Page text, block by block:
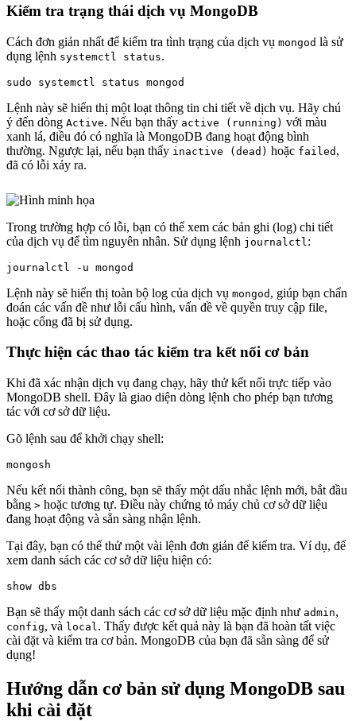
Kiểm tra trạng thái dịch vụ MongoDB
Cách đơn giản nhất để kiểm tra tình trạng của dịch vụ mongod là sử
dụng lệnh systemctl status.
Lệnh này sẽ hiển thị một loạt thông tin chi tiết về dịch vụ. Hãy chú
ý đến dòng Active. Nếu bạn thấy active (running) với màu
xanh lá, điều đó có nghĩa là MongoDB đang hoạt động bình
thường. Ngược lại, nếu bạn thấy inactive (dead) hoặc failed ,
đã có lỗi xảy ra.
Trong trường hợp có lỗi, bạn có thể xem các bản ghi (log) chi tiết
của dịch vụ để tìm nguyên nhân. Sử dụng lệnh journalctl :
Lệnh này sẽ hiển thị toàn bộ log của dịch vụ mongod , giúp bạn chẩn
đoán các vấn đề như lỗi cấu hình, vấn đề về quyền truy cập file,
hoặc cổng đã bị sử dụng.
Thực hiện các thao tác kiểm tra kết nối cơ bản
Khi đã xác nhận dịch vụ đang chạy, hãy thử kết nối trực tiếp vào
MongoDB shell. Đây là giao diện dòng lệnh cho phép bạn tương
tác với cơ sở dữ liệu.
Gõ lệnh sau để khởi chạy shell:
Nếu kết nối thành công, bạn sẽ thấy một dấu nhắc lệnh mới, bắt đầu
bằng > hoặc tương tự. Điều này chứng tỏ máy chủ cơ sở dữ liệu
đang hoạt động và sẵn sàng nhận lệnh.
Tại đây, bạn có thể thử một vài lệnh đơn giản để kiểm tra. Ví dụ, để
xem danh sách các cơ sở dữ liệu hiện có:
Bạn sẽ thấy một danh sách các cơ sở dữ liệu mặc định như admin,
config, và local. Thấy được kết quả này là bạn đã hoàn tất việc
cài đặt và kiểm tra cơ bản. MongoDB của bạn đã sẵn sàng để sử
dụng!
Hướng dẫn cơ bản sử dụng MongoDB sau
khi cài đặt